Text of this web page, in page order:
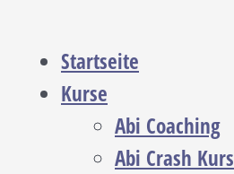
Startseite
Kurse
Abi Coaching
Abi Crash Kurs